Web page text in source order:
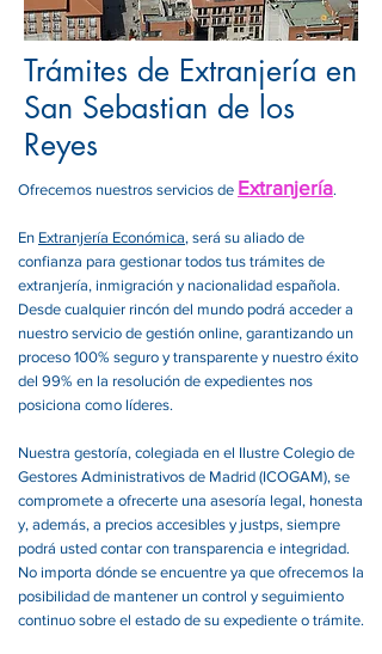
Trámites de Extranjería en
San Sebastian de los
Reyes
Ofrecemos nuestros servicios de Extranjería.
En Extranjería Económica, será su aliado de
confianza para gestionar todos tus trámites de
extranjería, inmigración y nacionalidad española.
Desde cualquier rincón del mundo podrá acceder a
nuestro servicio de gestión online, garantizando un
proceso 100% seguro y transparente y nuestro éxito
del 99% en la resolución de expedientes nos
posiciona como líderes.
Nuestra gestoría, colegiada en el Ilustre Colegio de
Gestores Administrativos de Madrid (ICOGAM), se
compromete a ofrecerte una asesoría legal, honesta
y, además, a precios accesibles y justps, siempre
podrá usted contar con transparencia e integridad.
No importa dónde se encuentre ya que ofrecemos la
posibilidad de mantener un control y seguimiento
continuo sobre el estado de su expediente o trámite.